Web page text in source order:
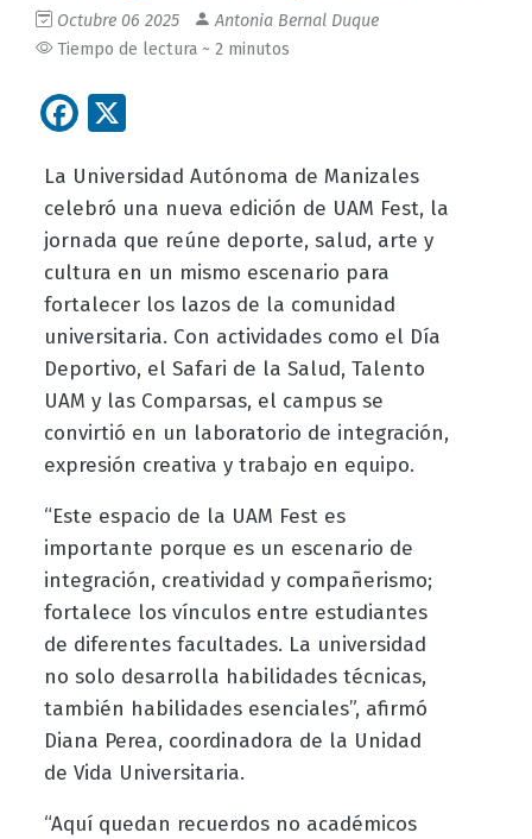
Octubre 06 2025
Antonia Bernal Duque
Tiempo de lectura ~ 2 minutos
Facebook
La Universidad Autónoma de Manizales
celebró una nueva edición de UAM Fest, la
jornada que reúne deporte, salud, arte y
cultura en un mismo escenario para
fortalecer los lazos de la comunidad
universitaria. Con actividades como el Día
Deportivo, el Safari de la Salud, Talento
UAM y las Comparsas, el campus se
convirtió en un laboratorio de integración,
expresión creativa y trabajo en equipo.
“Este espacio de la UAM Fest es
importante porque es un escenario de
integración, creatividad y compañerismo;
fortalece los vínculos entre estudiantes
de diferentes facultades. La universidad
no solo desarrolla habilidades técnicas,
también habilidades esenciales”, afirmó
Diana Perea, coordinadora de la Unidad
de Vida Universitaria.
“Aquí quedan recuerdos no académicos